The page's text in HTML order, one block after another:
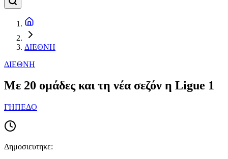
ΔΙΕΘΝΗ
ΔΙΕΘΝΗ
Με 20 ομάδες και τη νέα σεζόν η Ligue 1
ΓΗΠΕΔΟ
Δημοσιευτηκε: